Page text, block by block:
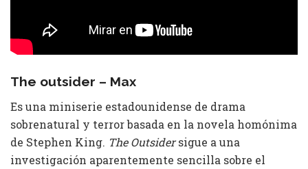
The outsider – Max
Es una miniserie estadounidense de drama
sobrenatural y terror basada en la novela homónima
de Stephen King. The Outsidersigue a una
investigación aparentemente sencilla sobre el